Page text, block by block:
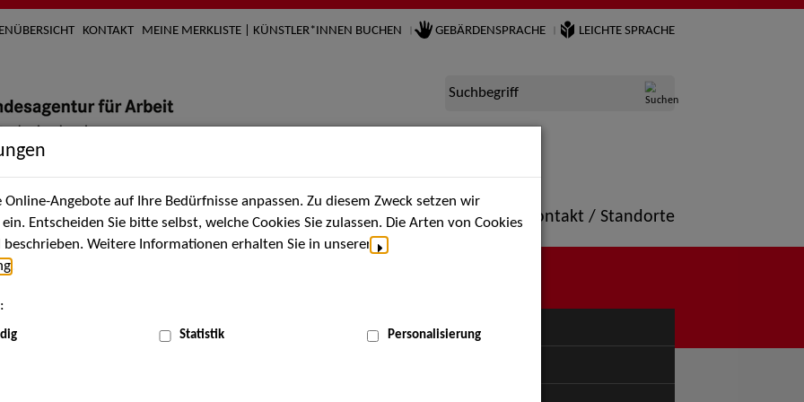
KONTAKT MEINE MERKLISTE | KÜNSTLER*INNEN BUCHEN GEBÄRDENSPRACHE LEICHTE SPRACHE
Suchbegriff
Künstler*innen Über uns Aktuelles Termine Portfolio Kontakt / Standorte
MENÜ
Angebote auf Ihre Bedürfnisse anpassen. Zu diesem Zweck setzen wir
Entscheiden Sie bitte selbst, welche Cookies Sie zulassen. Die Arten von Cookies
Weitere Informationen erhalten Sie in unserer
Statistik Personalisierung